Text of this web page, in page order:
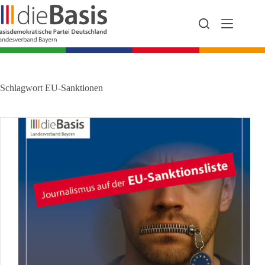
Zum
Inhalt
springen
Schlagwort EU-Sanktionen